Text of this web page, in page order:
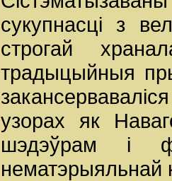
сукупнасці з
строгай
традыцыйныя
узорах як
шэдэўрам і
нематэрыяльнай